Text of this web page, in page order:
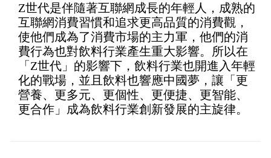
Z世代是伴隨著互聯網成長的年輕人，成熟的
互聯網消費習慣和追求更高品質的消費觀，
使他們成為了消費市場的主力軍，他們的消
費行為也對飲料行業產生重大影響。所以在
「Z世代」的影響下，飲料行業也開進入年輕
化的戰場，並且飲料也響應中國夢，讓「更
營養、更多元、更個性、更便捷、更智能、
更合作」成為飲料行業創新發展的主旋律。